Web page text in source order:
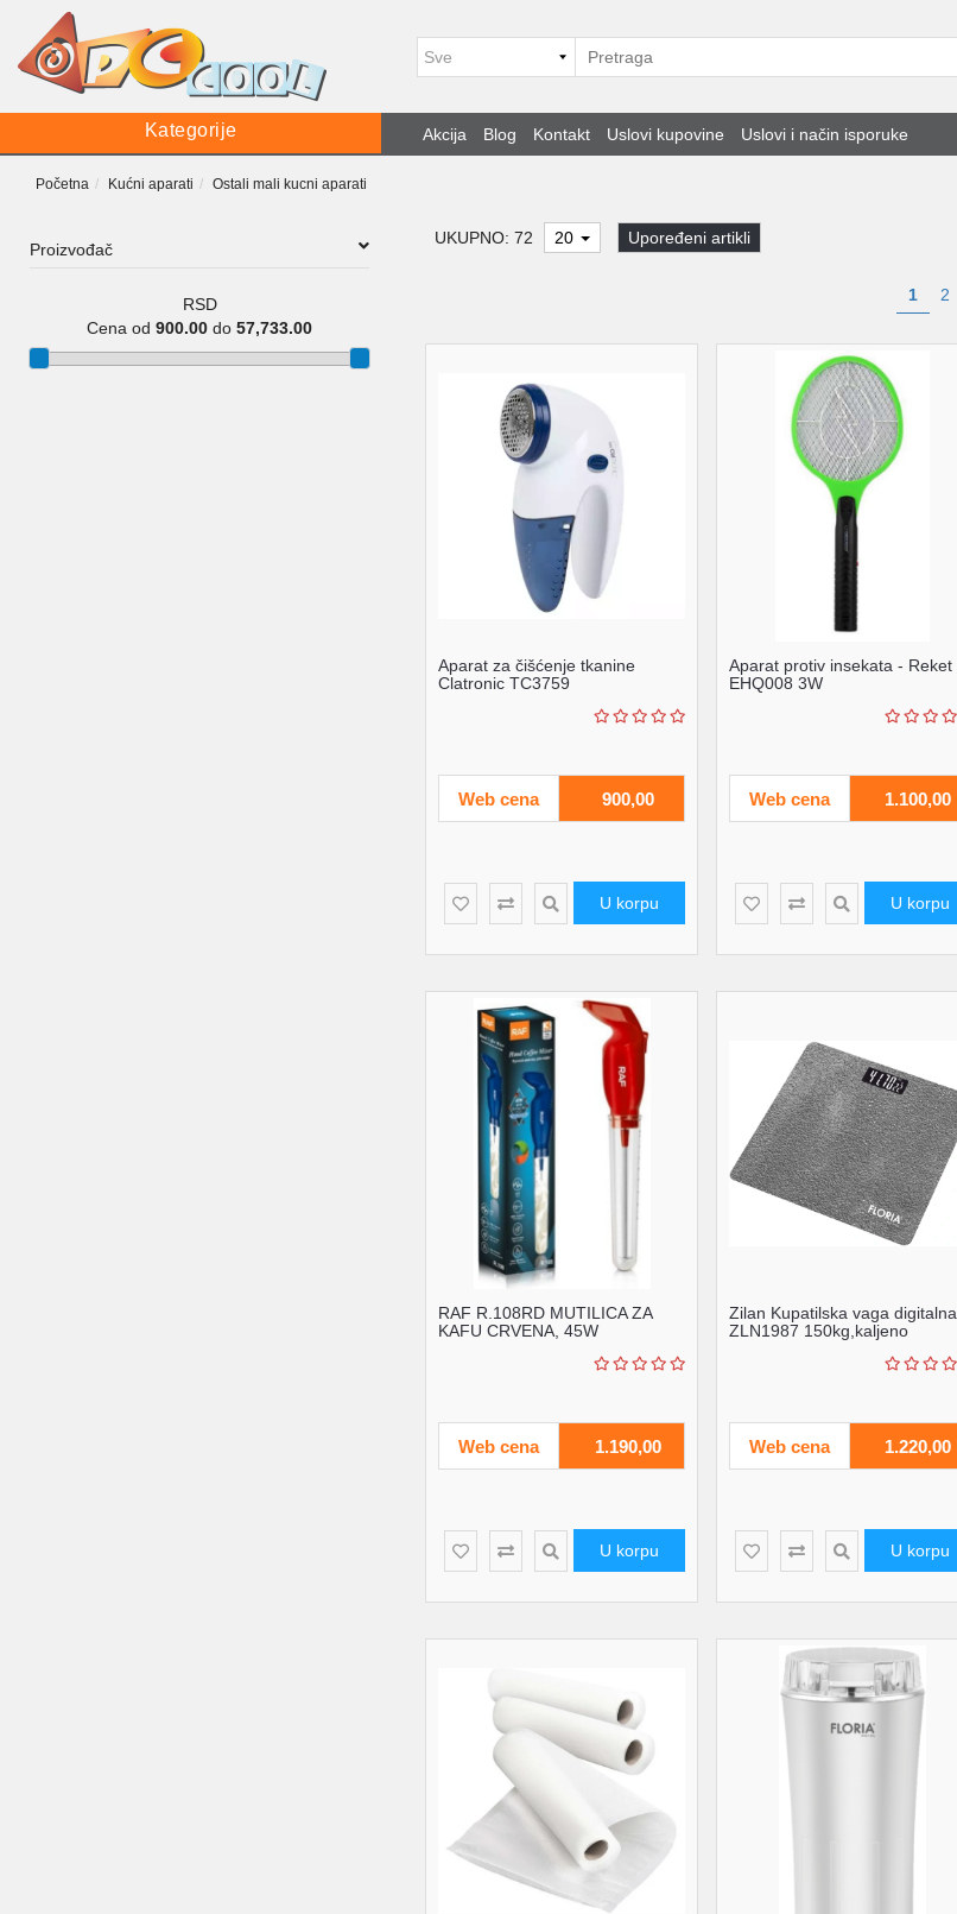
Kategorije Akcija Blog Kontakt Uslovi kupovine Uslovi i način isporuke
Početna Kućni aparati Ostali mali kucni aparati
Proizvođač
RSD
Cena od 900.00 do 57,733.00
UKUPNO: 72 20 Upoređeni artikli
1 2
Aparat za čišćenje tkanine
Clatronic TC3759
Web cena 900,00
U korpu
Aparat protiv insekata - Reket
EHQ008 3W
Web cena 1.100,00
U korpu
RAF R.108RD MUTILICA ZA
KAFU CRVENA, 45W
Web cena 1.190,00
U korpu
Zilan Kupatilska vaga digitalna
ZLN1987 150kg,kaljeno
Web cena 1.220,00
U korpu